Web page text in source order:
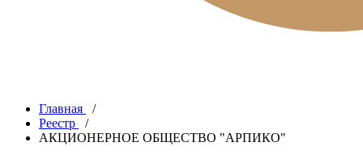
Главная
/
Реестр
/
АКЦИОНЕРНОЕ ОБЩЕСТВО "АРПИКО"